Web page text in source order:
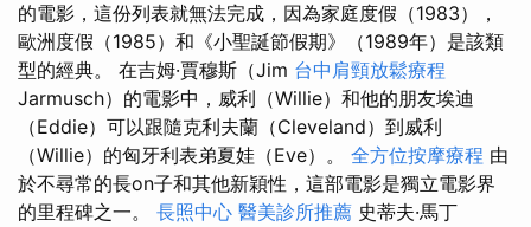
的電影，這份列表就無法完成，因為家庭度假（1983），
歐洲度假（1985）和《小聖誕節假期》（1989年）是該類
型的經典。 在吉姆·賈穆斯（Jim 台中肩頸放鬆療程
Jarmusch）的電影中，威利（Willie）和他的朋友埃迪
（Eddie）可以跟隨克利夫蘭（Cleveland）到威利
（Willie）的匈牙利表弟夏娃（Eve）。 全方位按摩療程 由
於不尋常的長on子和其他新穎性，這部電影是獨立電影界
的里程碑之一。 長照中心 醫美診所推薦 史蒂夫·馬丁